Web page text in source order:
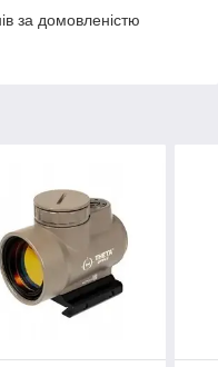
за домовленістю